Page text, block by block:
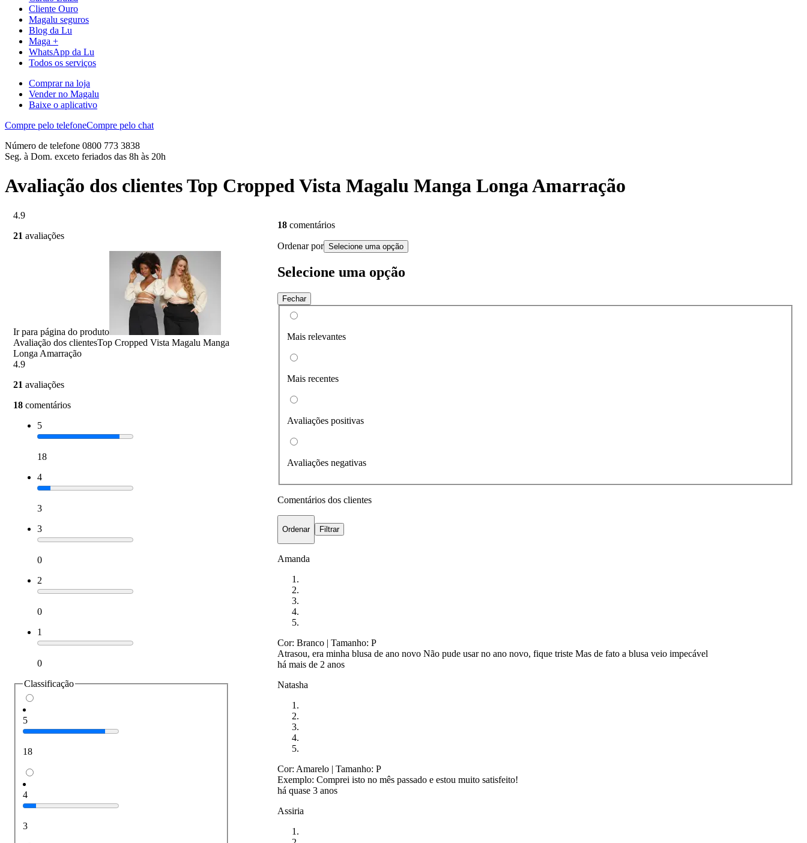
Cliente Ouro
Magalu seguros
Blog da Lu
Maga +
WhatsApp da Lu
Todos os serviços
Comprar na loja
Vender no Magalu
Baixe o aplicativo
Compre pelo telefoneCompre pelo chat
Número de telefone 0800 773 3838
Seg. à Dom. exceto feriados das 8h às 20h
Avaliação dos clientes Top Cropped Vista Magalu Manga Longa Amarração
4.9
21 avaliações
Ir para página do produto
Avaliação dos clientesTop Cropped Vista Magalu Manga
Longa Amarração
4.9
21 avaliações
18 comentários
5
18
4
3
3
0
2
0
1
0
Classificação
5
18
4
3
18 comentários
Ordenar por Selecione uma opção
Selecione uma opção
Fechar
Mais relevantes
Mais recentes
Avaliações positivas
Avaliações negativas
Comentários dos clientes
Ordenar Filtrar
Amanda
Cor: Branco | Tamanho: P
Atrasou, era minha blusa de ano novo Não pude usar no ano novo, fique triste Mas de fato a blusa veio impecável
há mais de 2 anos
Natasha
Cor: Amarelo | Tamanho: P
Exemplo: Comprei isto no mês passado e estou muito satisfeito!
há quase 3 anos
Assiria